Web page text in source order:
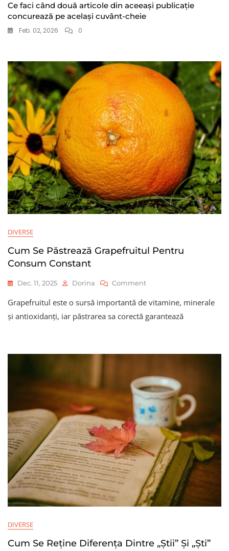
Ce faci când două articole din aceeași publicație
concurează pe același cuvânt-cheie
Feb. 02, 2026 0
DIVERSE
Cum Se Păstrează Grapefruitul Pentru
Consum Constant
Dec. 11, 2025 Dorina CommentOn
Se
Păstrează
Grapefruitul
Constant
Grapefruitul este o sursă importantă de vitamine, minerale
și antioxidanți, iar păstrarea sa corectă garantează
DIVERSE
Cum Se Reține Diferența Dintre „știi” Și „ști”